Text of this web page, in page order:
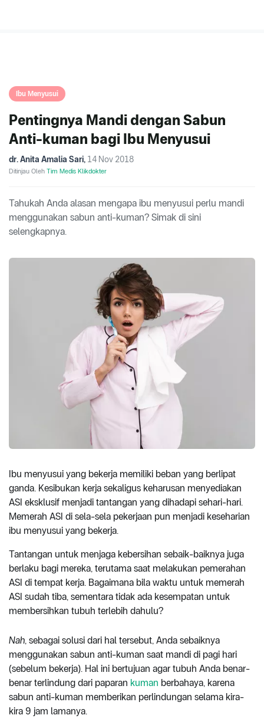
Ibu Menyusui
Pentingnya Mandi dengan Sabun
Anti-kuman bagi Ibu Menyusui
dr. Anita Amalia Sari, 14 Nov 2018
Ditinjau Oleh Tim Medis Klikdokter
Tahukah Anda alasan mengapa ibu menyusui perlu mandi
menggunakan sabun anti-kuman? Simak di sini
selengkapnya.
Ibu menyusui yang bekerja memiliki beban yang berlipat
ganda. Kesibukan kerja sekaligus keharusan menyediakan
ASI eksklusif menjadi tantangan yang dihadapi sehari-hari.
Memerah ASI di sela-sela pekerjaan pun menjadi keseharian
ibu menyusui yang bekerja.
Tantangan untuk menjaga kebersihan sebaik-baiknya juga
berlaku bagi mereka, terutama saat melakukan pemerahan
ASI di tempat kerja. Bagaimana bila waktu untuk memerah
ASI sudah tiba, sementara tidak ada kesempatan untuk
membersihkan tubuh terlebih dahulu?
Nah, sebagai solusi dari hal tersebut, Anda sebaiknya
menggunakan sabun anti-kuman saat mandi di pagi hari
(sebelum bekerja). Hal ini bertujuan agar tubuh Anda benar-
benar terlindung dari paparan kuman berbahaya, karena
sabun anti-kuman memberikan perlindungan selama kira-
kira 9 jam lamanya.